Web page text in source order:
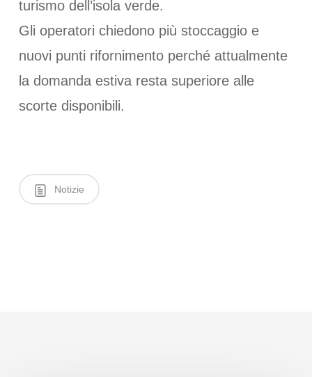
turismo dell’isola verde.
Gli operatori chiedono più stoccaggio e
nuovi punti rifornimento perché attualmente
la domanda estiva resta superiore alle
scorte disponibili.
Notizie